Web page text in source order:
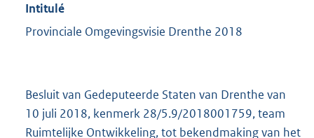
Intitulé
Provinciale Omgevingsvisie Drenthe 2018
Besluit van Gedeputeerde Staten van Drenthe van
10 juli 2018, kenmerk 28/5.9/2018001759, team
Ruimtelijke Ontwikkeling, tot bekendmaking van het